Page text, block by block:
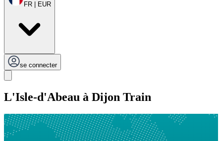
FR | EUR
se connecter
L'Isle-d'Abeau à Dijon Train